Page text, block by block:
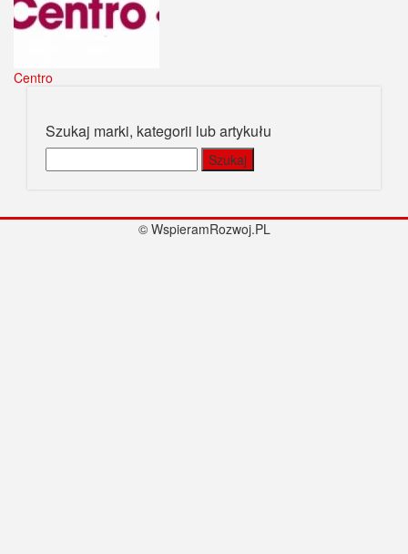
Centro
Szukaj marki, kategorii lub artykułu
© WspieramRozwoj.PL